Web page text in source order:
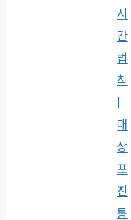
시
간
법
칙
대
상
포
진
통